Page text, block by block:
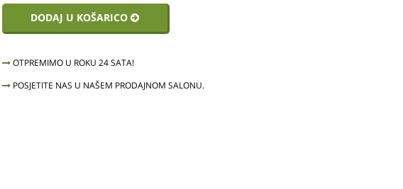
DODAJ U KOŠARICO
OTPREMIMO U ROKU 24 SATA!
POSJETITE NAS U NAŠEM PRODAJNOM SALONU.